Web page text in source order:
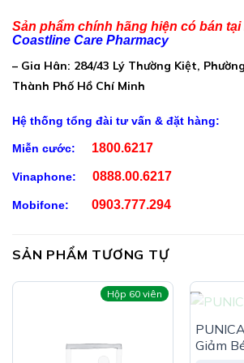
Bột thân cây dâu tằm (Mullberry
…………………..250mg
Chiết xuất quả bứa (Garcinia
…………………150mg
Chitosan (có nguồn gốc từ cua)
…………………………………………100mg
…………………………………………………..1,1mg
Vitamin B1 (Thiamin Mononitrat)
Vitamin B6 (Pyridoxin hydroclorid)
……………………………………1mg
Chromium ( Men
Sản phẩm chính hãng hiện có bán
Coastline Care Pharmacy
– Gia Hân: 284/43 Lý Thường Kiệt,
Thành Phố Hồ Chí Minh
Hệ thống tổng đài tư vấn & đặt hàng:
Miễn cước: 1800.6217
Vinaphone: 0888.00.6217
Mobifone: 0903.777.294
SẢN PHẨM TƯƠNG TỰ
Hộp 60 viên
Giảm